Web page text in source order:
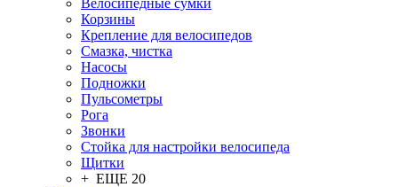
Велосипедные сумки
Корзины
Крепление для велосипедов
Смазка, чистка
Насосы
Подножки
Пульсометры
Рога
Звонки
Стойка для настройки велосипеда
Щитки
+ ЕЩЕ 20